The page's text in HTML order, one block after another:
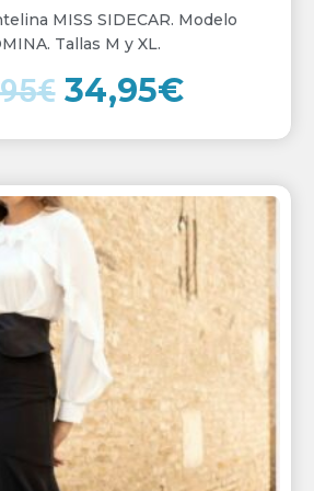
MISS SIDECAR. Modelo
Tallas M y XL.
€ 34,95€
El
precio
original
era:
95,99€.
El
precio
actual
es:
75,95€.